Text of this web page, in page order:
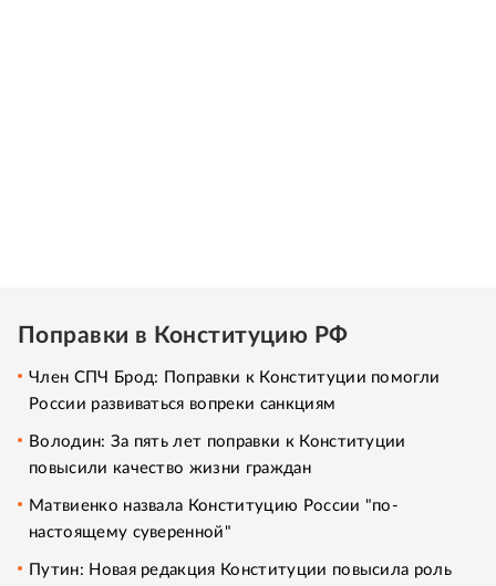
Поправки в Конституцию РФ
Член СПЧ Брод: Поправки к Конституции помогли
России развиваться вопреки санкциям
Володин: За пять лет поправки к Конституции
повысили качество жизни граждан
Матвиенко назвала Конституцию России "по-
настоящему суверенной"
Путин: Новая редакция Конституции повысила роль